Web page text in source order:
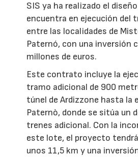
SIS ya ha realizado el
encuentra en ejecución del
entre las localidades de
Paternó, con una inversión
millones de euros.
Este contrato incluye la
tramo adicional de 900
túnel de Ardizzone hasta la
Paternò, donde se sitúa un
trenes adicional. Con la
este lote, el proyecto
unos 11,5 km y una